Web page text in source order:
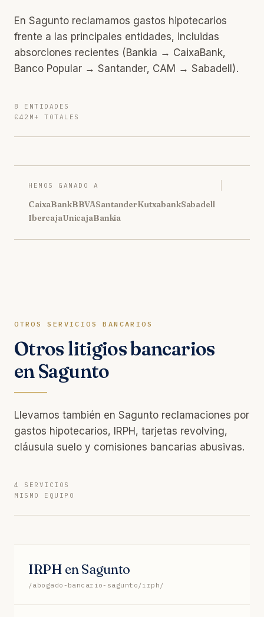
En Sagunto reclamamos gastos hipotecarios
frente a las principales entidades, incluidas
absorciones recientes (Bankia → CaixaBank,
Banco Popular → Santander, CAM → Sabadell).
8 ENTIDADES
€42M+ TOTALES
HEMOS GANADO A
CaixaBankBBVASantanderKutxabankSabadell
IbercajaUnicajaBankia
OTROS SERVICIOS BANCARIOS
Otros litigios bancarios
en Sagunto
Llevamos también en Sagunto reclamaciones por
gastos hipotecarios, IRPH, tarjetas revolving,
cláusula suelo y comisiones bancarias abusivas.
4 SERVICIOS
MISMO EQUIPO
IRPH en Sagunto
/abogado-bancario-sagunto/irph/